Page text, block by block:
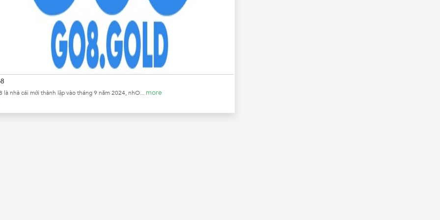
là nhà cái mới thành lập vào tháng 9 năm 2024, nhO... more